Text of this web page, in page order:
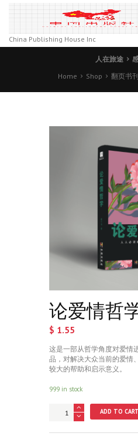
China Publishing House Inc
人在旅途
Home
Shop 翻页书
论爱情哲
$ 1.55
这是一部从哲学角度对爱情
品，对解决大众当前的爱情
较大的帮助和启示意义。
999 in stock
ADD TO CART